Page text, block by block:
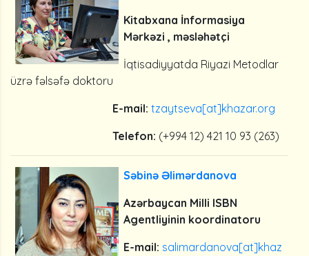
Kitabxana İnformasiya
Mərkəzi , məsləhətçi
İqtisadiyyatda Riyazi Metodlar
üzrə fəlsəfə doktoru
E-mail: tzaytseva[at]khazar.org
Telefon: (+994 12) 421 10 93 (263)
Səbinə Əlimərdanova
Azərbaycan Milli ISBN
Agentliyinin koordinatoru
E-mail: salimardanova[at]khaz